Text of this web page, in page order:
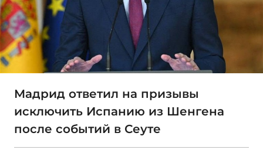
Мадрид ответил на призывы
исключить Испанию из Шенгена
после событий в Сеуте